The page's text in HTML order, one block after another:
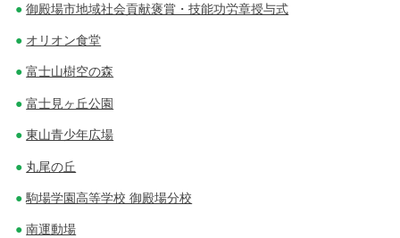
御殿場市地域社会貢献褒賞・技能功労章授与式
オリオン食堂
富士山樹空の森
富士見ヶ丘公園
東山青少年広場
丸尾の丘
駒場学園高等学校 御殿場分校
南運動場